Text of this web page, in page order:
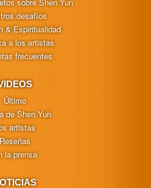
desafíos
& Espiritualidad
a los artistas
frecuentes
Último
de Shen Yun
artistas
la prensa